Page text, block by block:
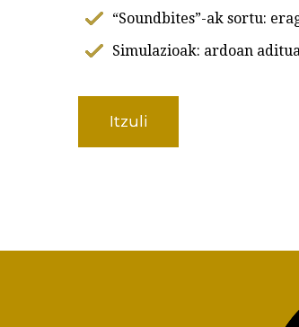
“Soundbites”-ak sortu:
Simulazioak: ardoan
Itzuli